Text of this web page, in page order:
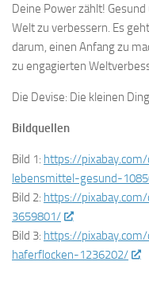
Deine Power zählt!
Welt zu verbessern. Es
darum, einen Anfang zu
zu engagierten
Die Devise: Die kleinen
Bildquellen
Bild 1: https://pixabay.com/
lebensmittel-gesund-
Bild 2: https://
3659801/
Bild 3: https://
haferflocken-1236202/